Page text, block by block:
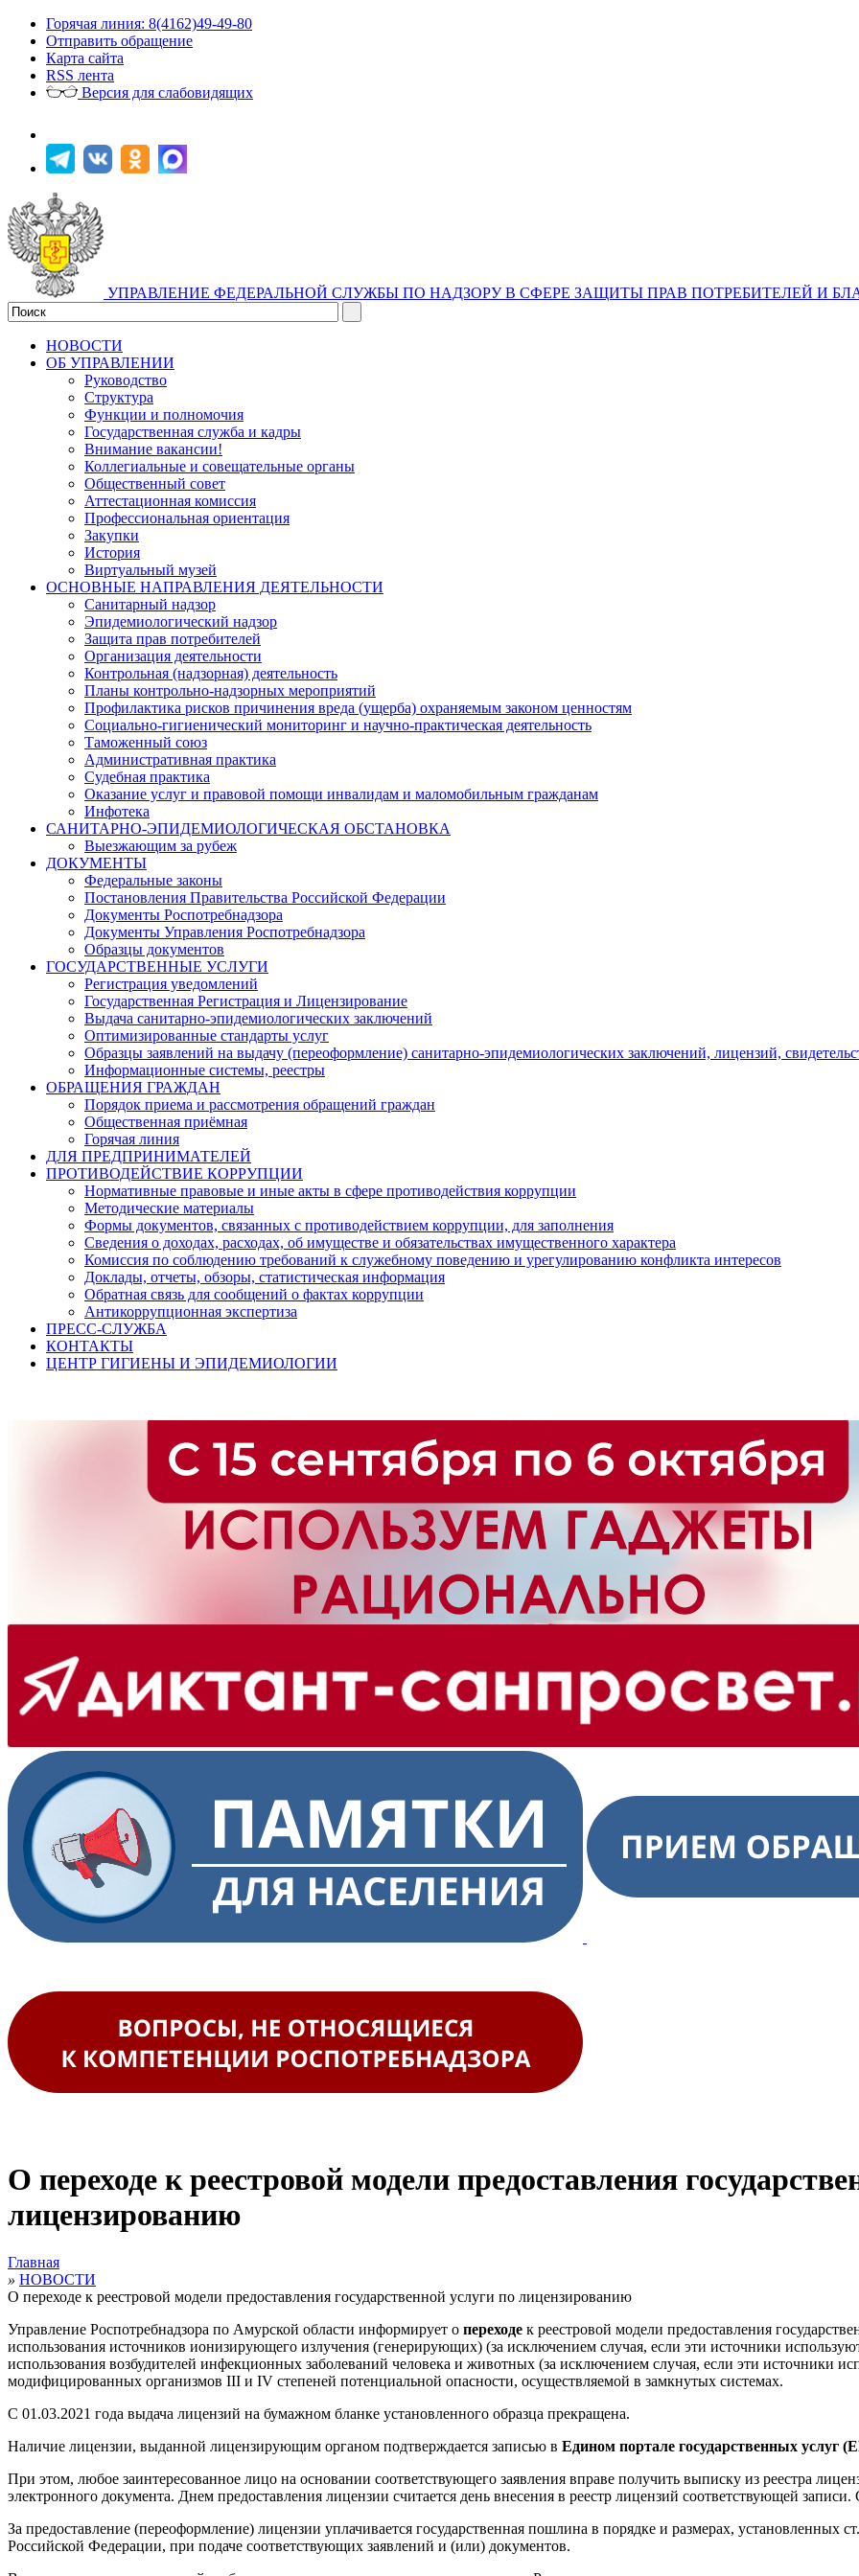
Горячая линия: 8(4162)49-49-80
Отправить обращение
Карта сайта
RSS лента
Версия для слабовидящих
УПРАВЛЕНИЕ ФЕДЕРАЛЬНОЙ СЛУЖБЫ ПО НАДЗОРУ В СФЕРЕ ЗАЩИТЫ ПРАВ ПОТРЕБИТЕЛЕЙ И
НОВОСТИ
ОБ УПРАВЛЕНИИ
Руководство
Структура
Функции и полномочия
Государственная служба и кадры
Внимание вакансии!
Коллегиальные и совещательные органы
Общественный совет
Аттестационная комиссия
Профессиональная ориентация
Закупки
История
Виртуальный музей
ОСНОВНЫЕ НАПРАВЛЕНИЯ ДЕЯТЕЛЬНОСТИ
Санитарный надзор
Эпидемиологический надзор
Защита прав потребителей
Организация деятельности
Контрольная (надзорная) деятельность
Планы контрольно-надзорных мероприятий
Профилактика рисков причинения вреда (ущерба) охраняемым законом ценностям
Социально-гигиенический мониторинг и научно-практическая деятельность
Таможенный союз
Административная практика
Судебная практика
Оказание услуг и правовой помощи инвалидам и маломобильным гражданам
Инфотека
САНИТАРНО-ЭПИДЕМИОЛОГИЧЕСКАЯ ОБСТАНОВКА
Выезжающим за рубеж
ДОКУМЕНТЫ
Федеральные законы
Постановления Правительства Российской Федерации
Документы Роспотребнадзора
Документы Управления Роспотребнадзора
Образцы документов
ГОСУДАРСТВЕННЫЕ УСЛУГИ
Регистрация уведомлений
Государственная Регистрация и Лицензирование
Выдача санитарно-эпидемиологических заключений
Оптимизированные стандарты услуг
Образцы заявлений на выдачу (переоформление) санитарно-эпидемиологических заключений, лицензий,
Информационные системы, реестры
ОБРАЩЕНИЯ ГРАЖДАН
Порядок приема и рассмотрения обращений граждан
Общественная приёмная
Горячая линия
ДЛЯ ПРЕДПРИНИМАТЕЛЕЙ
ПРОТИВОДЕЙСТВИЕ КОРРУПЦИИ
Нормативные правовые и иные акты в сфере противодействия коррупции
Методические материалы
Формы документов, связанных с противодействием коррупции, для заполнения
Сведения о доходах, расходах, об имуществе и обязательствах имущественного характера
Комиссия по соблюдению требований к служебному поведению и урегулированию конфликта интересов
Доклады, отчеты, обзоры, статистическая информация
Обратная связь для сообщений о фактах коррупции
Антикоррупционная экспертиза
ПРЕСС-СЛУЖБА
КОНТАКТЫ
ЦЕНТР ГИГИЕНЫ И ЭПИДЕМИОЛОГИИ
О переходе к реестровой модели предоставления
лицензированию
Главная
» НОВОСТИ
О переходе к реестровой модели предоставления государственной услуги по лицензированию
Управление Роспотребнадзора по Амурской области информирует о переходе к реестровой модели предоставления
использования источников ионизирующего излучения (генерирующих) (за исключением случая, если эти источники
использования возбудителей инфекционных заболеваний человека и животных (за исключением случая, если эти источники
модифицированных организмов III и IV степеней потенциальной опасности, осуществляемой в замкнутых системах.
С 01.03.2021 года выдача лицензий на бумажном бланке установленного образца прекращена.
Наличие лицензии, выданной лицензирующим органом подтверждается записью в Едином портале государственных услуг
При этом, любое заинтересованное лицо на основании соответствующего заявления вправе получить выписку из реестра
электронного документа. Днем предоставления лицензии считается день внесения в реестр лицензий соответствующей
За предоставление (переоформление) лицензии уплачивается государственная пошлина в порядке и размерах, установленных
Российской Федерации, при подаче соответствующих заявлений и (или) документов.